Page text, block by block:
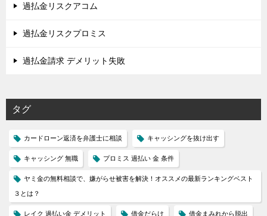
過払金リスクアコム
過払金リスクプロミス
過払金請求 デメリット失敗
タグ
カードローン返済を弁護士に相談 キャッシングを抜け出す
キャッシング 無職 プロミス 過払い 金 条件
ヤミ金の無料相談で、嫌がらせ被害を解決！オススメの最新ランキングベスト
３とは？
レイク 過払い金 デメリット 借金だらけ 借金まみれから脱出